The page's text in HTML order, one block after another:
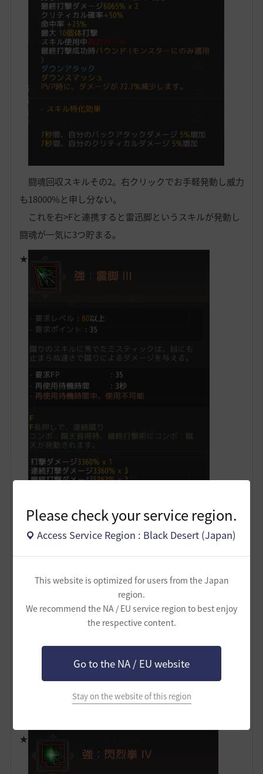
Please check your service region.
Access Service Region : Black Desert (Japan)
This website is optimized for users from the Japan
region.
We recommend the NA / EU service region to best enjoy
the respective content.
Go to the NA / EU website
Stay on the website of this region
闘魂回収スキルその2。右クリックでお手軽発動し威力
も18000%と申し分ない。
これを右>Fと連携すると雷迅脚というスキルが発動し
闘魂が一気に3つ貯まる。
★
闘魂回収スキルその3。F長押しで前述の雷迅脚に連携
する。雷迅脚はCT中も使用可能で闘魂も貯まるので使
闘魂は3つ回収できるが、筆者はこの後に詰めたいスキ
★